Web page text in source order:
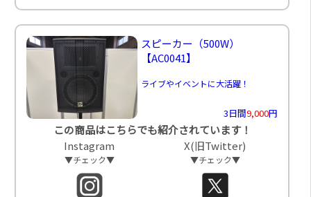
スピーカー（500W）
【AC0041】
ライブやイベントに大活躍！
3日間9,000円
この商品はこちらでも紹介されています！
Instagram
▼チェック▼
X(旧Twitter)
▼チェック▼